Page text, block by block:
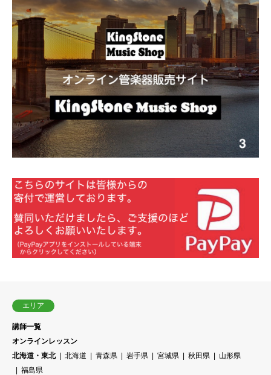
エリア
講師一覧
オンラインレッスン
北海道・東北
北海道 青森県 岩手県 宮城県 秋田県
山形県
福島県